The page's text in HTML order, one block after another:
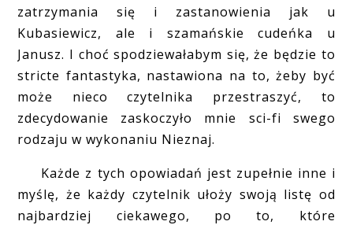
zatrzymania się i zastanowienia jak u
Kubasiewicz, ale i szamańskie cudeńka u
Janusz. I choć spodziewałabym się, że będzie to
stricte fantastyka, nastawiona na to, żeby być
może nieco czytelnika przestraszyć, to
zdecydowanie zaskoczyło mnie sci-fi swego
rodzaju w wykonaniu Nieznaj.
Każde z tych opowiadań jest zupełnie inne i
myślę, że każdy czytelnik ułoży swoją listę od
najbardziej ciekawego, po to, które